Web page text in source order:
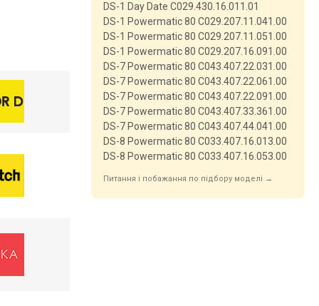
DS-1 Day Date C029.430.16.011.01
DS-1 Powermatic 80 C029.207.11.041.00
DS-1 Powermatic 80 C029.207.11.051.00
DS-1 Powermatic 80 C029.207.16.091.00
DS-7 Powermatic 80 C043.407.22.031.00
DS-7 Powermatic 80 C043.407.22.061.00
DS-7 Powermatic 80 C043.407.22.091.00
DS-7 Powermatic 80 C043.407.33.361.00
DS-7 Powermatic 80 C043.407.44.041.00
DS-8 Powermatic 80 C033.407.16.013.00
DS-8 Powermatic 80 C033.407.16.053.00
Питання і побажання по підбору моделі →